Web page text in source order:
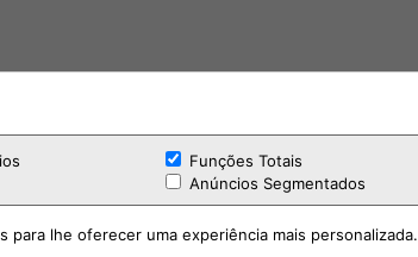
Funções Totais
Anúncios Segmentados
para lhe oferecer uma experiência mais personalizada.